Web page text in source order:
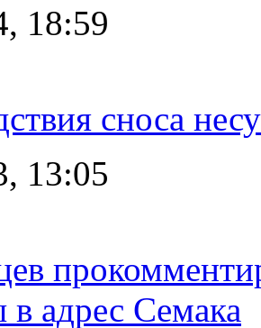
18:59
сноса
13:05
адрес Семака